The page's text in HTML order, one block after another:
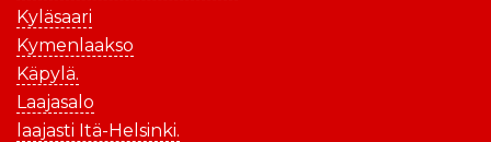
Kyläsaari
Kymenlaakso
Käpylä.
Laajasalo
laajasti Itä-Helsinki.